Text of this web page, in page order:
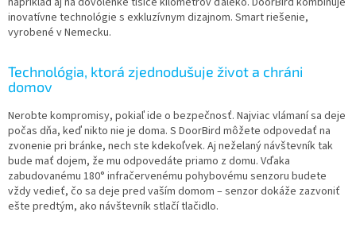
inovatívne technológie s exkluzívnym dizajnom. Smart riešenie,
vyrobené v Nemecku.
Technológia, ktorá zjednodušuje život a chráni
domov
Nerobte kompromisy, pokiaľ ide o bezpečnosť. Najviac vlámaní sa deje
počas dňa, keď nikto nie je doma. S DoorBird môžete odpovedať na
zvonenie pri bránke, nech ste kdekoľvek. Aj neželaný návštevník tak
bude mať dojem, že mu odpovedáte priamo z domu. Vďaka
zabudovanému 180° infračervenému pohybovému senzoru budete
vždy vedieť, čo sa deje pred vaším domom – senzor dokáže zazvoniť
ešte predtým, ako návštevník stlačí tlačidlo.